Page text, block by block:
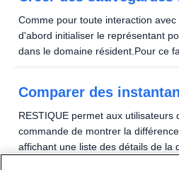
des commandes Linux
Comme pour toute interaction
d'abord initialiser le représentant
dans le domaine résident.Pour ce
Comparer des
RESTIQUE permet aux utilisateurs
commande de montrer la
affichant une liste des détails de la